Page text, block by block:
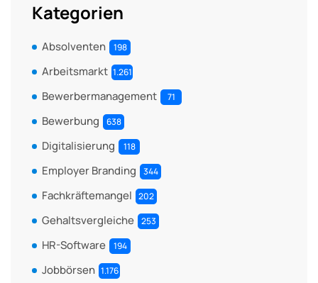
Kategorien
Absolventen 198
Arbeitsmarkt 1.261
Bewerbermanagement 71
Bewerbung 638
Digitalisierung 118
Employer Branding 344
Fachkräftemangel 202
Gehaltsvergleiche 253
HR-Software 194
Jobbörsen 1.176